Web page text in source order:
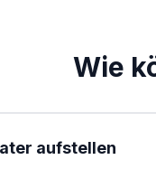
Wie
aufstellen